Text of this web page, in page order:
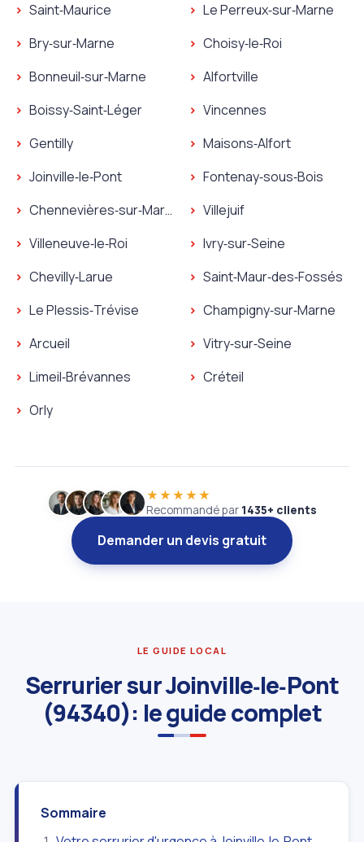
Saint‑Maurice
Bry‑sur‑Marne
Bonneuil‑sur‑Marne
Boissy‑Saint‑Léger
Gentilly
Joinville‑le‑Pont
Chennevières‑sur‑Marne
Villeneuve‑le‑Roi
Chevilly‑Larue
Le Plessis‑Trévise
Arcueil
Limeil‑Brévannes
Orly
Le Perreux‑sur‑Marne
Choisy‑le‑Roi
Alfortville
Vincennes
Maisons‑Alfort
Fontenay‑sous‑Bois
Villejuif
Ivry‑sur‑Seine
Saint‑Maur‑des‑Fossés
Champigny‑sur‑Marne
Vitry‑sur‑Seine
Créteil
★★★★★
Recommandé par 1435+ clients
Demander un devis gratuit
LE GUIDE LOCAL
Serrurier sur Joinville‑le‑Pont
(94340): le guide complet
Sommaire